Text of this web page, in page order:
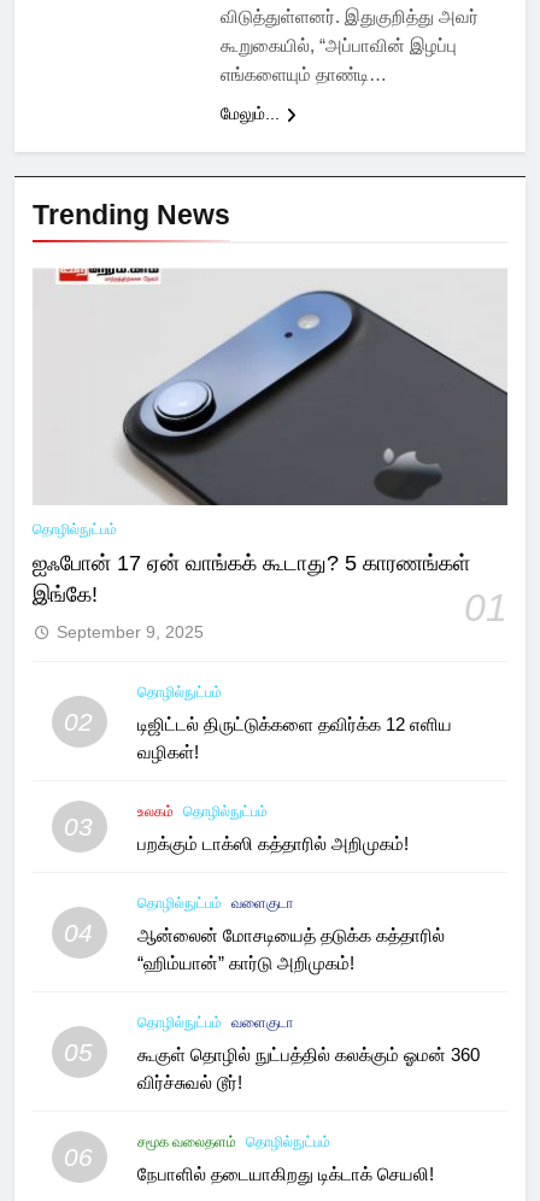
விடுத்துள்ளனர். இதுகுறித்து அவர்
கூறுகையில், “அப்பாவின் இழப்பு
எங்களையும் தாண்டி…
மேலும்...
Trending News
தொழில்நுட்பம்
ஐஃபோன் 17 ஏன் வாங்கக் கூடாது? 5 காரணங்கள்
இங்கே!
01
September 9, 2025
02
தொழில்நுட்பம்
டிஜிட்டல் திருட்டுக்களை தவிர்க்க 12 எளிய
வழிகள்!
03
உலகம் தொழில்நுட்பம்
பறக்கும் டாக்ஸி கத்தாரில் அறிமுகம்!
04
தொழில்நுட்பம் வளைகுடா
ஆன்லைன் மோசடியைத் தடுக்க கத்தாரில்
“ஹிம்யான்” கார்டு அறிமுகம்!
05
தொழில்நுட்பம் வளைகுடா
கூகுள் தொழில் நுட்பத்தில் கலக்கும் ஓமன் 360
விர்ச்சுவல் டூர்!
06
சமூக வலைதளம் தொழில்நுட்பம்
நேபாளில் தடையாகிறது டிக்டாக் செயலி!